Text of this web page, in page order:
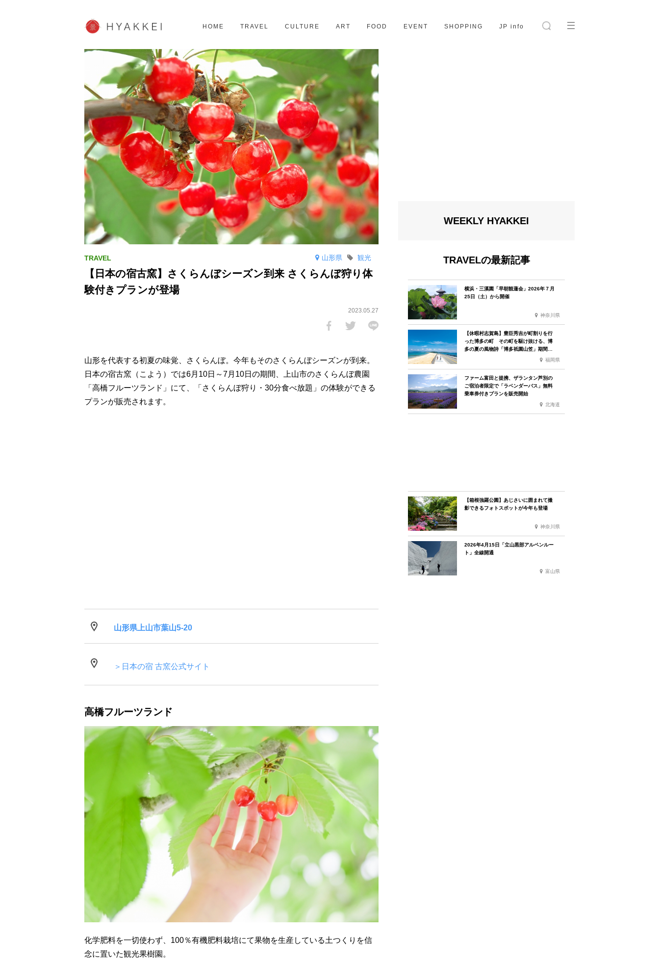
HOME TRAVEL CULTURE ART FOOD EVENT SHOPPING JP info
JP info
山形県 観光
【⽇本の宿古窯】さくらんぼシーズン到来 さくらんぼ狩り体
験付きプランが登場
2023.05.27
山形を代表する初夏の味覚、さくらんぼ。今年もそのさくらんぼシーズンが到来。
⽇本の宿古窯（こよう）では6月10日～7月10日の期間、上山市のさくらんぼ農園
「高橋フルーツランド」にて、「さくらんぼ狩り・30分食べ放題」の体験ができる
プランが販売されます。
山形県上山市葉山5-20
＞日本の宿 古窯公式サイト
高橋フルーツランド
化学肥料を一切使わず、100％有機肥料栽培にて果物を生産している土つくりを信
念に置いた観光果樹園。
WEEKLY HYAKKEI
TRAVELの最新記事
横浜・三溪園「早朝観蓮会」2026年７月
25日（土）から開催
神奈川県
【休暇村志賀島】豊臣秀吉が町割りを行
った博多の町 その町を駆け抜ける、博
多の夏の風物詩「博多祇園山笠」期間中
福岡県
ファーム富田と提携、ザランタン芦別の
ご宿泊者限定で「ラベンダーバス」無料
乗車券付きプランを販売開始
北海道
【箱根強羅公園】あじさいに囲まれて撮
影できるフォトスポットが今年も登場
神奈川県
2026年4月15日「立山黒部アルペンルー
ト」全線開通
富山県